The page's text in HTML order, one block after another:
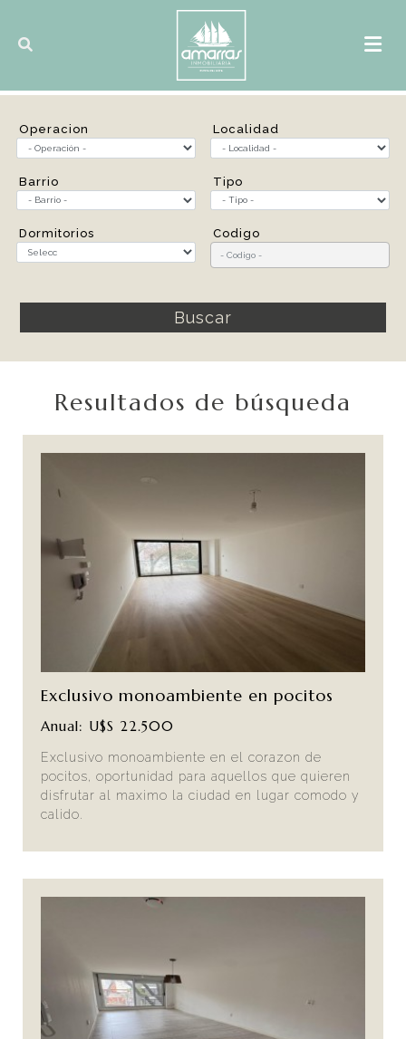
Operacion Localidad
Barrio Tipo
Dormitorios Codigo
Buscar
Resultados de búsqueda
Exclusivo monoambiente en pocitos
Anual: U$S 22.500
Exclusivo monoambiente en el corazon de
pocitos, oportunidad para aquellos que quieren
disfrutar al maximo la ciudad en lugar comodo y
calido.